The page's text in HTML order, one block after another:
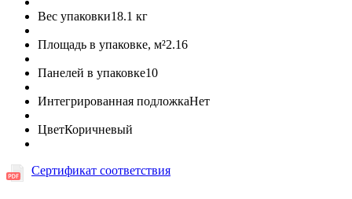
Вес упаковки18.1 кг
Площадь в упаковке, м²2.16
Панелей в упаковке10
Интегрированная подложкаНет
ЦветКоричневый
Сертификат соответствия